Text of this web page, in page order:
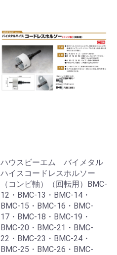
ハウスビーエム バイメタル
ハイスコードレスホルソー
（コンビ軸）（回転用）BMC-
12・BMC-13・BMC-14・
BMC-15・BMC-16・BMC-
17・BMC-18・BMC-19・
BMC-20・BMC-21・BMC-
22・BMC-23・BMC-24・
BMC-25・BMC-26・BMC-